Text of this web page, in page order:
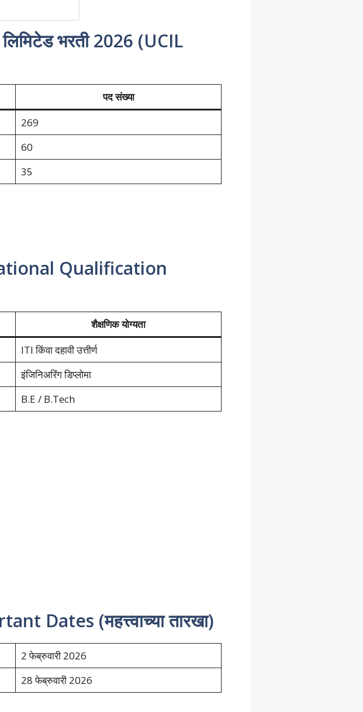
लिमिटेड भरती 2026 (UCIL
पद संख्या
269
60
35
Qualification
शैक्षणिक योग्यता
ITI किंवा दहावी उत्तीर्ण
इंजिनिअरिंग डिप्लोमा
B.E / B.Tech
Dates (महत्त्वाच्या तारखा)
2 फेब्रुवारी 2026
28 फेब्रुवारी 2026